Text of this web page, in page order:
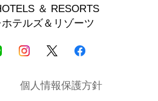
＆ RESORTS
テルズ＆リゾーツ
個人情報保護方針